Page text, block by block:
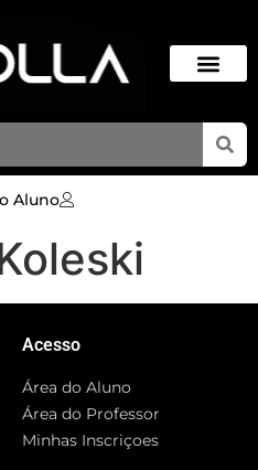
Aluno
Acesso
Área do Aluno
Área do Professor
Minhas Inscriçoes